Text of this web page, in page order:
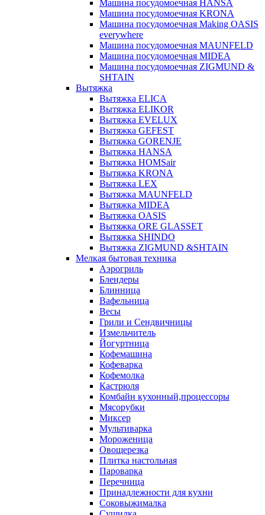
Машина посудомоечная HANSA
Машина посудомоечная KRONA
Машина посудомоечная Making OASIS
everywhere
Машина посудомоечная MAUNFELD
Машина посудомоечная MIDEA
Машина посудомоечная ZIGMUND &
SHTAIN
Вытяжка
Вытяжка ELICA
Вытяжка ELIKOR
Вытяжка EVELUX
Вытяжка GEFEST
Вытяжка GORENJE
Вытяжка HANSA
Вытяжка HOMSair
Вытяжка KRONA
Вытяжка LEX
Вытяжка MAUNFELD
Вытяжка MIDEA
Вытяжка OASIS
Вытяжка ORE GLASSET
Вытяжка SHINDO
Вытяжка ZIGMUND &SHTAIN
Мелкая бытовая техника
Аэрогриль
Блендеры
Блинница
Вафельница
Весы
Грили и Сендвичницы
Измельчитель
Йогуртница
Кофемашина
Кофеварка
Кофемолка
Кастрюля
Комбайн кухонный,процессоры
Мясорубки
Миксер
Мультиварка
Мороженица
Овощерезка
Плитка настольная
Пароварка
Перечница
Принадлежности для кухни
Соковыжималка